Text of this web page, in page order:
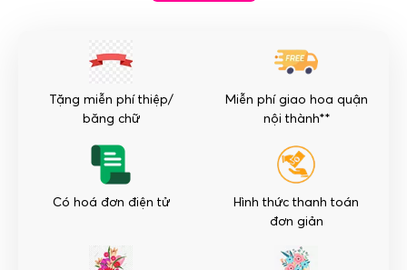
lượng
Tặng miễn phí thiệp/
băng chữ
Miễn phí giao hoa quận
nội thành**
Có hoá đơn điện tử
Hình thức thanh toán
đơn giản